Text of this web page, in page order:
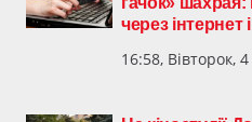
через інтернет
16:58, Вівторок,